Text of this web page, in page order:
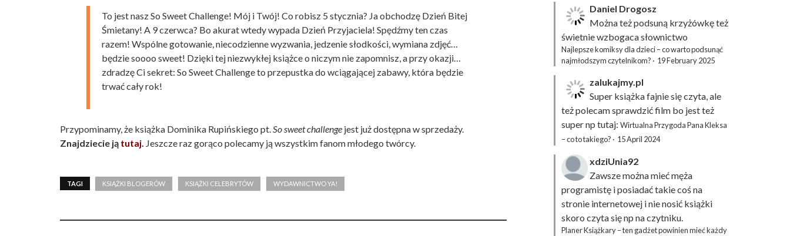
To jest nasz So Sweet Challenge! Mój i Twój! Co robisz 5 stycznia? Ja obchodzę Dzień Bitej
Śmietany! A 9 czerwca? Bo akurat wtedy wypada Dzień Przyjaciela! Spędźmy ten czas
razem! Wspólne gotowanie, niecodzienne wyzwania, jedzenie słodkości, wymiana zdjęć…
będzie soooo sweet! Dzięki tej niezwykłej książce o niczym nie zapomnisz, a przy okazji…
zdradzę Ci sekret: So Sweet Challenge to przepustka do wciągającej zabawy, która będzie
trwać cały rok!
Przypominamy, że książka Dominika Rupińskiego pt.So sweet challenge jest już dostępna w sprzedaży.
Znajdziecie ją tutaj. Jeszcze raz gorąco polecamy ją wszystkim fanom młodego twórcy.
TAGI KSIĄŻKI BLOGERÓW KSIĄŻKI CELEBRYTÓW WYDAWNICTWO YA!
Daniel Drogosz
Można też podsuną krzyżówkęteż
świetnie wzbogaca słownictwo
Najlepsze komiksy dla dzieci – co warto podsunąć
najmłodszym czytelnikom? · 19 February 2025
zalukajmy.pl
Super książka fajnie się czyta, ale
też polecam sprawdzić film bo jest też
super np tutaj: Wirtualna Przygoda Pana Kleksa
– co to takiego? · 15 April 2024
xdziUnia92
Zawsze można mieć męża
programistę i posiadać takie coś na
stronie internetowej i nie nosić książki
skoro czyta się np na czytniku.
Planer Książkary – ten gadżet powinien mieć każdy